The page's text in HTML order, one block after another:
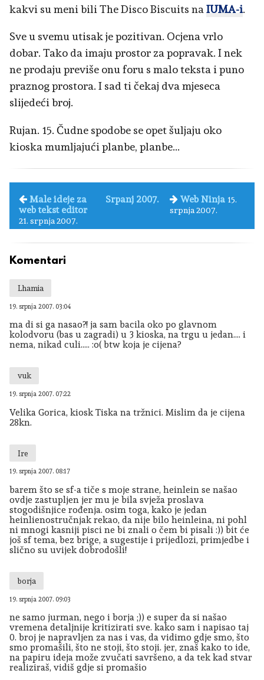
kakvi su meni bili The Disco Biscuits na IUMA-i.
Sve u svemu utisak je pozitivan. Ocjena vrlo
dobar. Tako da imaju prostor za popravak. I nek
ne prodaju previše onu foru s malo teksta i puno
praznog prostora. I sad ti čekaj dva mjeseca
slijedeći broj.
Rujan. 15. Čudne spodobe se opet šuljaju oko
kioska mumljajući planbe, planbe...
Male ideje za
web tekst editor
21. srpnja 2007.
Srpanj 2007. Web Ninja 15.
srpnja 2007.
Komentari
Lhamia
19. srpnja 2007. 03:04
ma di si ga nasao?! ja sam bacila oko po glavnom
kolodvoru (bas u zagradi) u 3 kioska, na trgu u jedan.... i
nema, nikad culi..... :o( btw koja je cijena?
vuk
19. srpnja 2007. 07:22
Velika Gorica, kiosk Tiska na tržnici. Mislim da je cijena
28kn.
Ire
19. srpnja 2007. 08:17
barem što se sf-a tiče s moje strane, heinlein se našao
ovdje zastupljen jer mu je bila svježa proslava
stogodišnjice rođenja. osim toga, kako je jedan
heinlienostručnjak rekao, da nije bilo heinleina, ni pohl
ni mnogi kasniji pisci ne bi znali o čem bi pisali :)) bit će
još sf tema, bez brige, a sugestije i prijedlozi, primjedbe i
slično su uvijek dobrodošli!
borja
19. srpnja 2007. 09:03
ne samo jurman, nego i borja ;)) e super da si našao
vremena detaljnije kritizirati sve. kako sam i napisao taj
0. broj je napravljen za nas i vas, da vidimo gdje smo, što
smo promašili, što ne stoji, što stoji. jer, znaš kako to ide,
na papiru ideja može zvučati savršeno, a da tek kad stvar
realiziraš, vidiš gdje si promašio